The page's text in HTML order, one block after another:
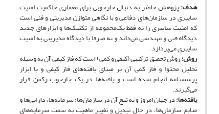
هدف:پژوهش حاضر به دنبال چارچوبی برای معماری حاکمیت امنیت
سایبری در سازمان‌های دفاعی و با نگاهی متوازن مدیریتی و فنی است
که امنیت سایبری را نه فقط یک‌مجموعه از تکنیک‌ها و ابزارهای جدید
دیدگاه فنی و مهندسی می‌داند و نه صرفا با دیدگاه مدیریتی به امنیت
سایبری می‌پردازد.
روش:روش تحقیق ترکیبی (کیفی و کمی) است که فاز کیفی آن به وسیله
تحلیل محتوا و فاز کمی آن بر مبنای یافته‌های فاز کیفی و با ابزار
پرسشنامه انجام شده است و یافته‌ها در یک چارچوب زکمن قرار
می‌گیرند.
یافته‌ها:در جهان امروز و به تبع آن در سازمان‌ها؛ سرمایه‌ها، دارایی‌ها و
منابع سازمان‌ها، در حال تبدیل و تغییر ماهیت به سمت سرمایه‌های